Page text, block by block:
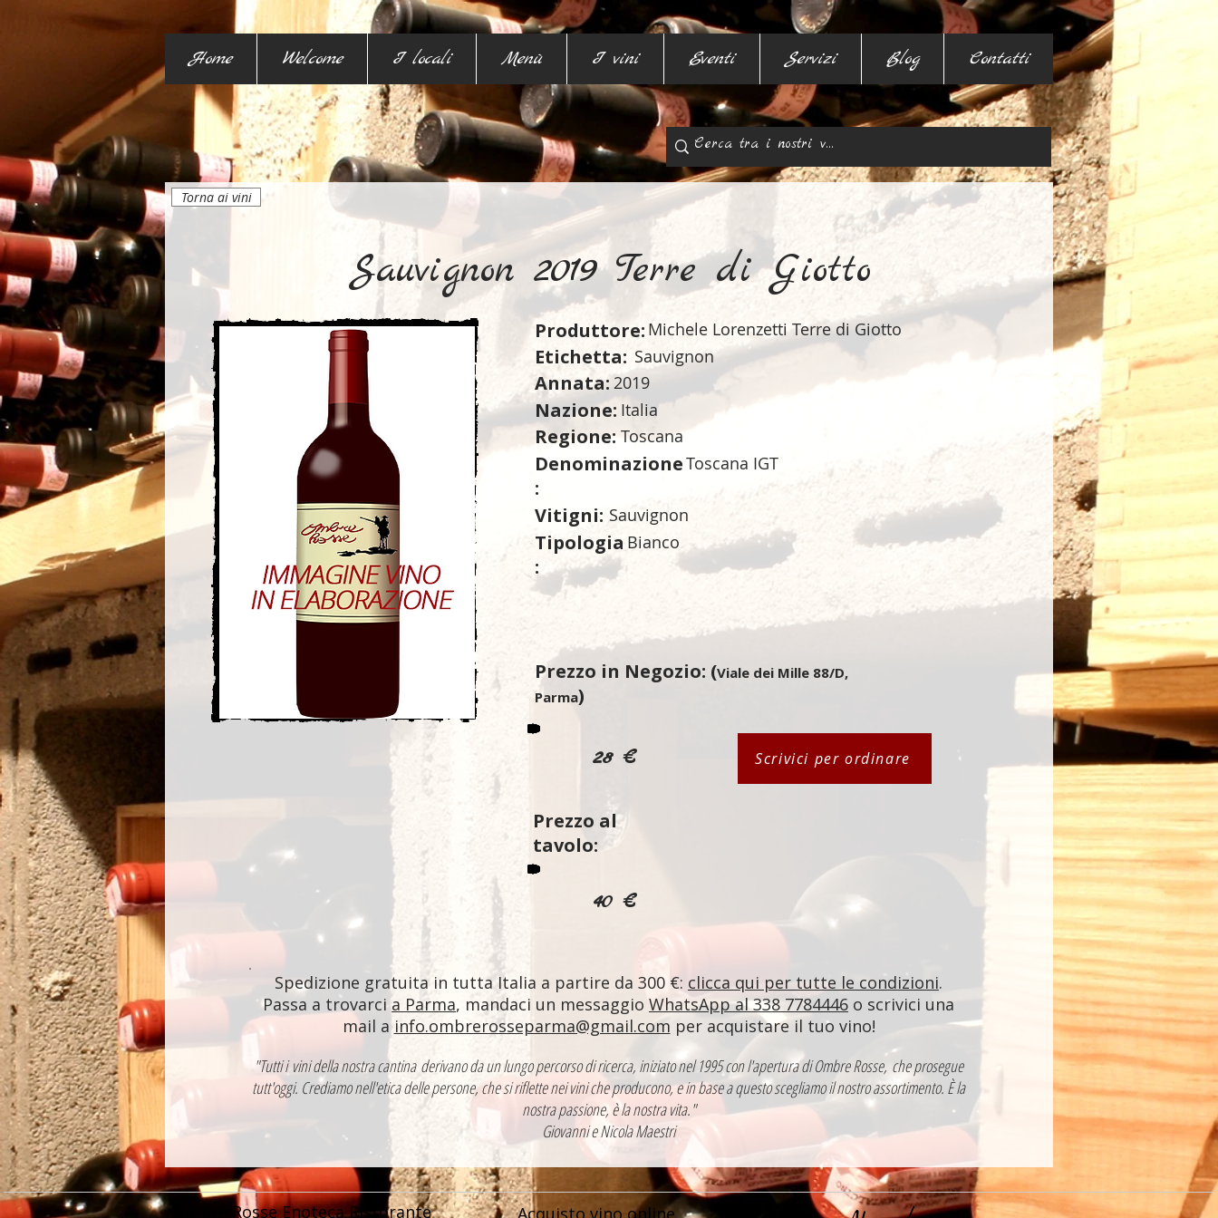
Home Welcome I locali Menù I vini Eventi Servizi Blog Contatti
Torna ai vini
Sauvignon 2019 Terre di Giotto
Produttore: Michele Lorenzetti Terre di Giotto
Etichetta: Sauvignon
Annata: 2019
Nazione: Italia
Regione: Toscana
Denominazione
:
Toscana IGT
Vitigni: Sauvignon
Tipologia
:
Bianco
Prezzo in Negozio: (Viale dei Mille 88/D,
Parma)
28 € Scrivici per ordinare
Prezzo al
tavolo:
40 €
Spedizione gratuita in tutta Italia a partire da 300 €: clicca qui per tutte le condizioni.
Passa a trovarci a Parma, mandaci un messaggio WhatsApp al 338 7784446 o scrivici una
mail a info.ombrerosseparma@gmail.com per acquistare il tuo vino!
"Tutti i vini della nostra cantina derivano da un lungo percorso di ricerca, iniziato nel 1995 con l'apertura di Ombre Rosse, che prosegue
tutt'oggi. Crediamo nell'etica delle persone, che si riflette nei vini che producono, e in base a questo scegliamo il nostro assortimento. È la
nostra passione, è la nostra vita."
Giovanni e Nicola Maestri
Ombre Rosse Enoteca Ristorante Acquisto vino online